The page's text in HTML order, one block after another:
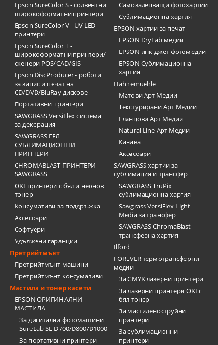
Epson SureColor S - солвентни
широкоформатни принтери
Epson SureColor V - UV LED
принтери
Epson SureColor T -
широкоформатни принтери/
скенери POS/CAD/GIS
Epson DiscProducer - роботи
за запис и печат на
CD/DVD/BluRay дискове
Портативни принтери
SAWGRASS VersiFlex система
за декорация
SAWGRASS ГЕЛ-
СУБЛИМАЦИОННИ
ПРИНТЕРИ
CHROMABLAST ПРИНТЕРИ
SAWGRASS
OKI принтери с бял и неонов
тонер
Консумативи за поддръжка
Аксесоари
Софтуери
Удължени гаранции
Претрийтмънт
Претрийтмънт машини
Претрийтмънт консумативи
Мастила и тонер касети
EPSON ОРИГИНАЛНИ
МАСТИЛА
За дигитални фотомашини
SureLab SL-D700/D800/D1000
За портативни принтери
Самозалепващи фотохартии
Сублимационна хартия
EPSON хартии за печат
EPSON DryLab медии
EPSON инк-джет фотомедии
EPSON Сублимационна
хартия
Hahnemuehle
Матови Арт Медии
Текстурирани Арт Медии
Гланцови Арт Медии
Natural Line Арт Медии
Канава
Аксесоари
SAWGRASS хартии за
сублимация и трансфер
SAWGRASS TruPix
сублимационна хартия
Sawgrass VersiFlex Light
Media за трансфер
SAWGRASS ChromaBlast
трансферна хартия
Ilford
FOREVER термотрансферни
медии
За CMYK лазерни принтери
За лазерни принтери OKI с
бял тонер
За мастиленоструйни
принтери
За сублимационни
принтери